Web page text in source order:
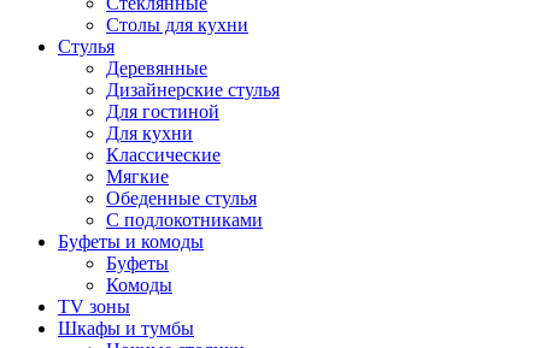
Столы для кухни
Стулья
Деревянные
Дизайнерские стулья
Для гостиной
Для кухни
Классические
Мягкие
Обеденные стулья
С подлокотниками
Буфеты и комоды
Буфеты
Комоды
TV зоны
Шкафы и тумбы